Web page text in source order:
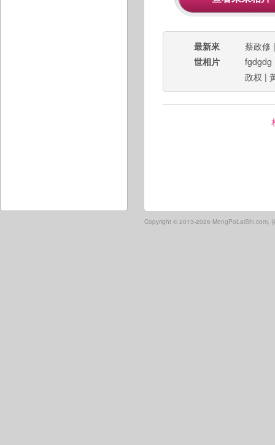
最新來
世相片
蔡政修
fgdgdg
政权 |
Copyright © 2013-2026 MengPoLaiShi.com,